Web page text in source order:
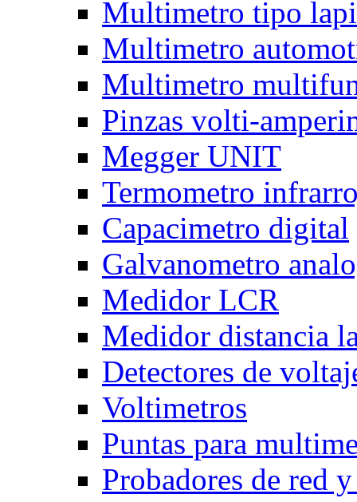
Multimetro tipo
Multimetro
Multimetro
Pinzas volti-
Megger UNIT
Termometro
Capacimetro digital
Galvanometro
Medidor LCR
Medidor distancia
Detectores de
Voltimetros
Puntas para
Probadores de red